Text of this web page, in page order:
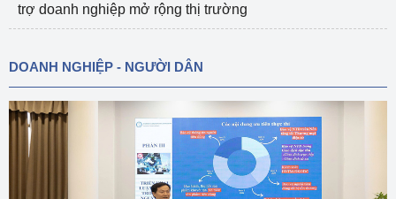
trợ doanh nghiệp mở rộng thị trường
DOANH NGHIỆP - NGƯỜI DÂN